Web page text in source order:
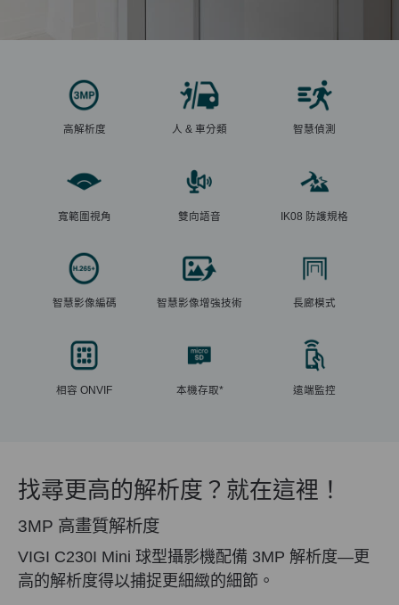
高解析度 人 & 車分類 智慧偵測
寬範圍視角 雙向語音 IK08 防護規格
智慧影像編碼 智慧影像增強技術 長廊模式
相容 ONVIF 本機存取* 遠端監控
找尋更高的解析度？就在這裡！
3MP 高畫質解析度
VIGI C230I Mini 球型攝影機配備 3MP 解析度—更
高的解析度得以捕捉更細緻的細節。